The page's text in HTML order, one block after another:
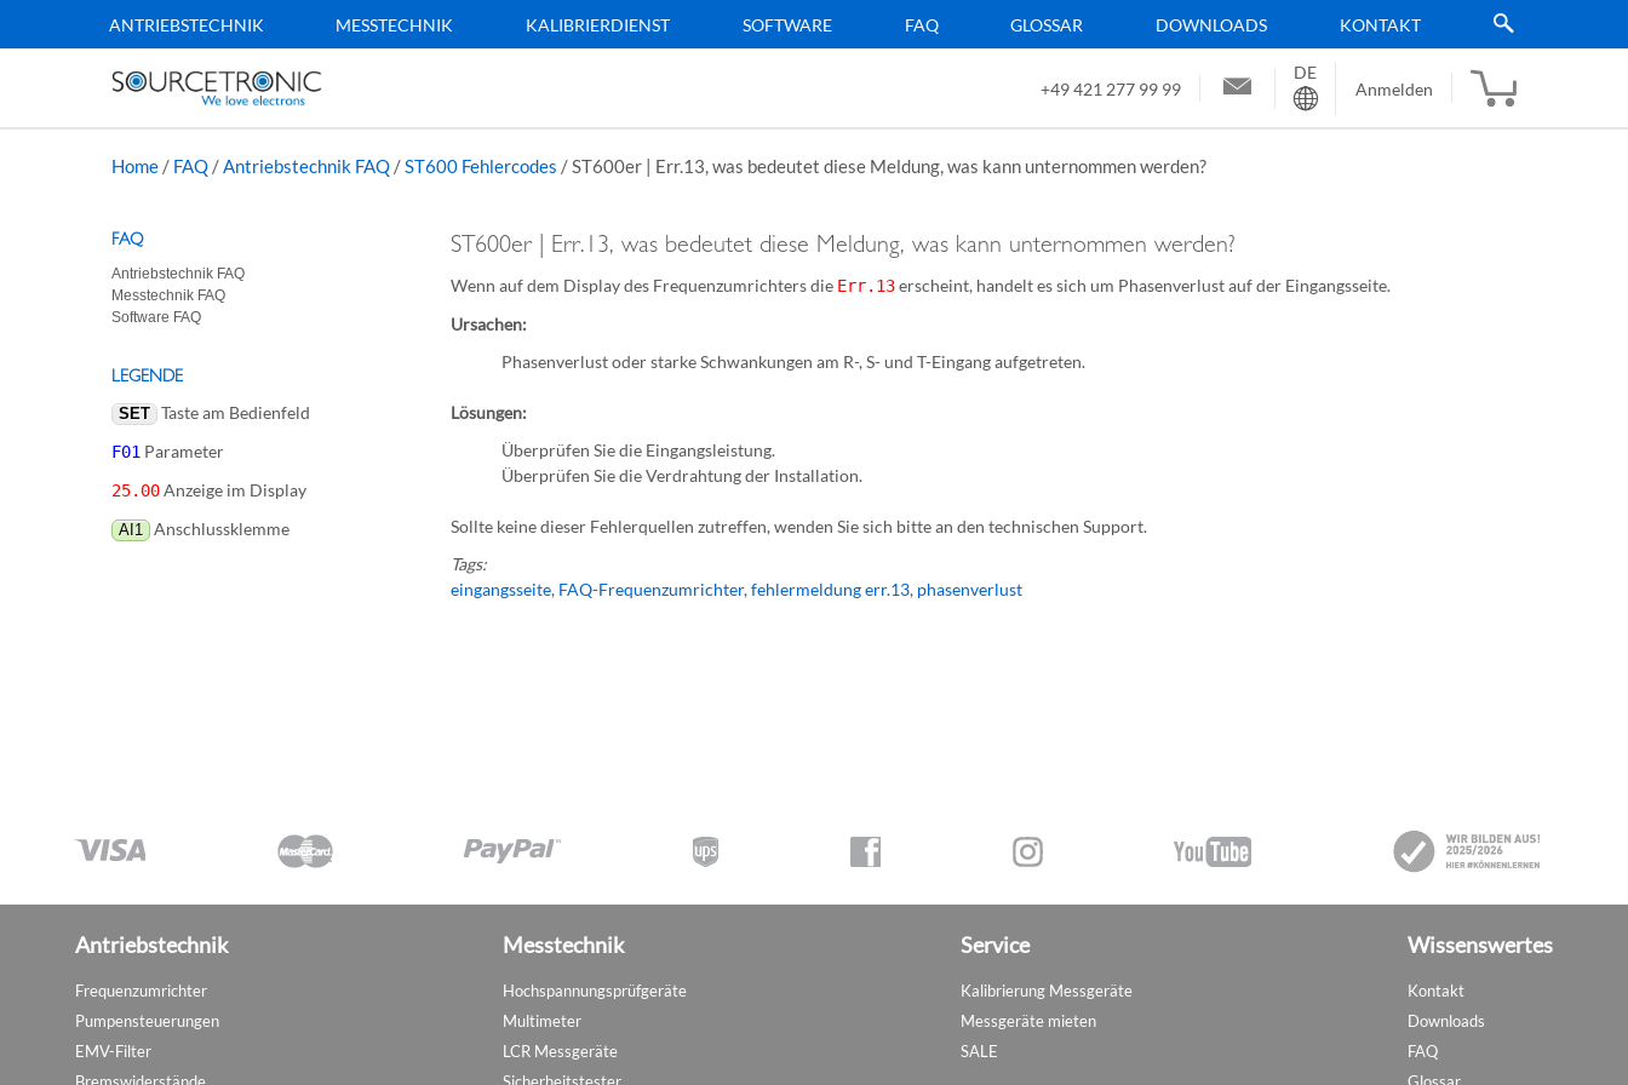
ANTRIEBSTECHNIK MESSTECHNIK KALIBRIERDIENST SOFTWARE FAQ GLOSSAR DOWNLOADS KONTAKT
+49 421 277 99 99
Sprache
DE
Anmelden
Home / FAQ /Antriebstechnik FAQ /ST600 Fehlercodes /ST600er | Err.13, was bedeutet diese Meldung, was kann unternommen werden?
ST600er | Err.13, was bedeutet diese Meldung, was kann unternommen werden?
Wenn auf dem Display des Frequenzumrichters die Err.13erscheint, handelt es sich um Phasenverlust auf der Eingangsseite.
Ursachen:
Phasenverlust oder starke Schwankungen am R-, S- und T-Eingang aufgetreten.
Lösungen:
Überprüfen Sie die Eingangsleistung.
Überprüfen Sie die Verdrahtung der Installation.
Sollte keine dieser Fehlerquellen zutreffen, wenden Sie sich bitte an den technischen Support.
Tags:
eingangsseite, FAQ-Frequenzumrichter,fehlermeldung err.13, phasenverlust
FAQ
Antriebstechnik FAQ
Messtechnik FAQ
Software FAQ
LEGENDE
SET Taste am Bedienfeld
F01 Parameter
25.00Anzeige im Display
AI1 Anschlussklemme
Antriebstechnik
Frequenzumrichter
Pumpensteuerungen
EMV-Filter
Messtechnik
Hochspannungsprüfgeräte
Multimeter
LCR Messgeräte
Service
Kalibrierung Messgeräte
Messgeräte mieten
SALE
Wissenswertes
Kontakt
Downloads
FAQ